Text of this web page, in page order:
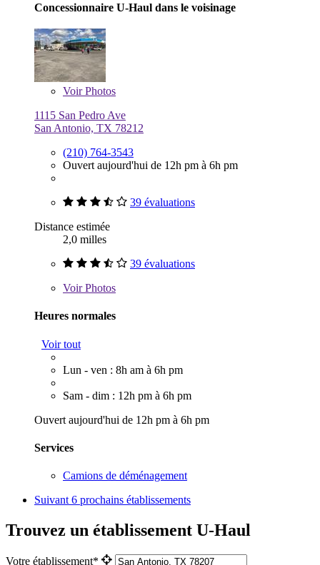
Concessionnaire U-Haul dans le voisinage
VoirPhotos
1115 San Pedro Ave
San Antonio, TX 78212
(210) 764-3543
Ouvert aujourd'hui de 12h pm à 6h pm
39 évaluations
Distance estimée
2,0 milles
39 évaluations
VoirPhotos
Heures normales
Voir tout
Lun - ven : 8h am à 6h pm
Sam - dim : 12h pm à 6h pm
Ouvert aujourd'hui de 12h pm à 6h pm
Services
Camions de déménagement
Suivant 6 prochains établissements
Trouvez un établissement U-Haul
Votre établissement*